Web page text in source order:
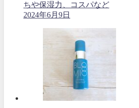
ちや保湿力、コスパなど
2024年6月9日